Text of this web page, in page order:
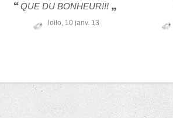
QUE DU BONHEUR!!!
loilo, 10 janv. 13